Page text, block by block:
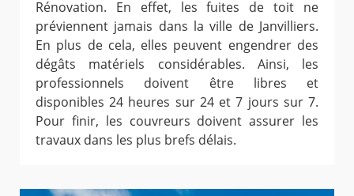
Rénovation. En effet, les fuites de toit ne
préviennent jamais dans la ville de Janvilliers.
En plus de cela, elles peuvent engendrer des
dégâts matériels considérables. Ainsi, les
professionnels doivent être libres et
disponibles 24 heures sur 24 et 7 jours sur 7.
Pour finir, les couvreurs doivent assurer les
travaux dans les plus brefs délais.